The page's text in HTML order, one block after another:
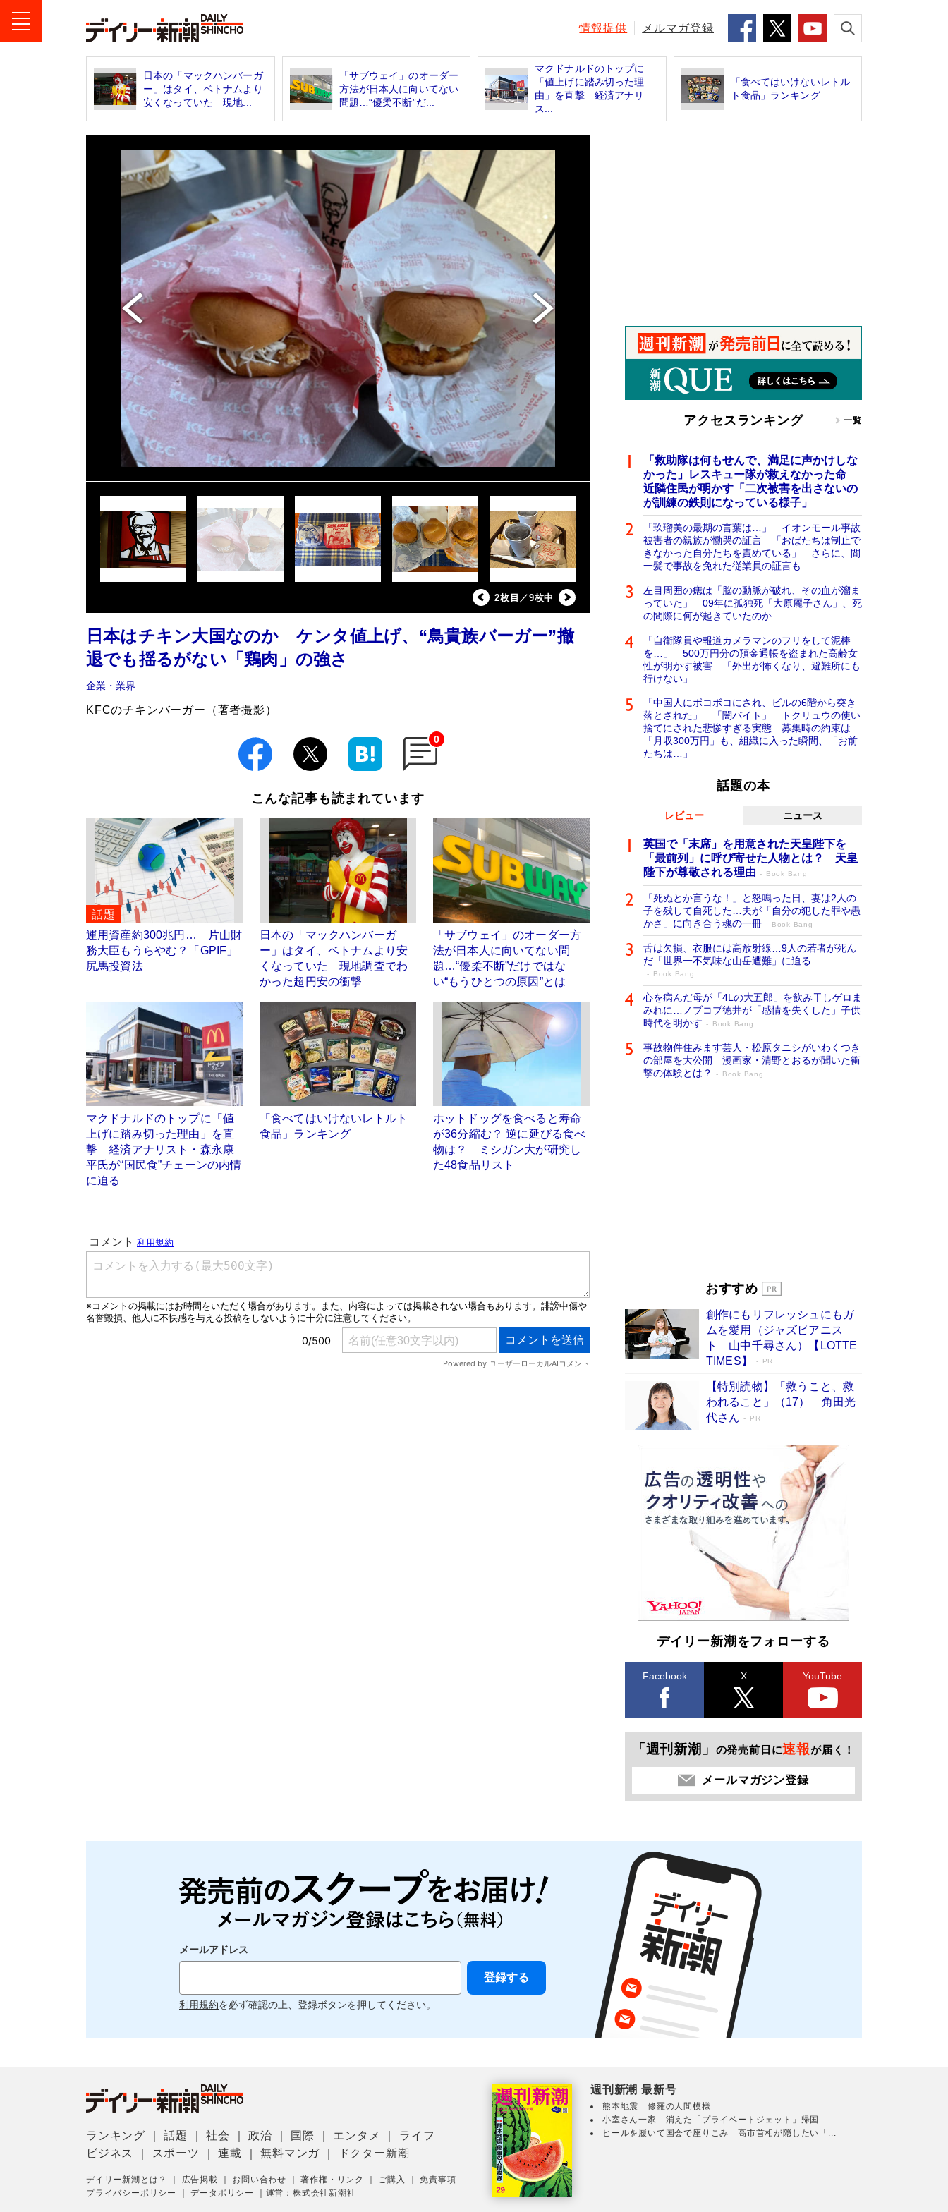
情報提供 メルマガ登録
日本の「マックハンバーガ
ー」はタイ、ベトナムより
安くなっていた 現地...
「サブウェイ」のオーダー
方法が日本人に向いてない
問題…“優柔不断”だ...
マクドナルドのトップに
「値上げに踏み切った理
由」を直撃 経済アナリ
ス...
「食べてはいけないレトル
ト食品」ランキング
2枚目／9枚中
日本はチキン大国なのか ケンタ値上げ、“鳥貴族バーガー”撤
退でも揺るがない「鶏肉」の強さ
企業・業界
KFCのチキンバーガー（著者撮影）
0
こんな記事も読まれています
話題
運用資産約300兆円… 片山財
務大臣もうらやむ？「GPIF」
尻馬投資法
日本の「マックハンバーガ
ー」はタイ、ベトナムより安
くなっていた 現地調査でわ
かった超円安の衝撃
「サブウェイ」のオーダー方
法が日本人に向いてない問
題…“優柔不断”だけではな
い“もうひとつの原因”とは
マクドナルドのトップに「値
上げに踏み切った理由」を直
撃 経済アナリスト・森永康
平氏が“国民食”チェーンの内情
に迫る
「食べてはいけないレトルト
食品」ランキング
ホットドッグを食べると寿命
が36分縮む？ 逆に延びる食べ
物は？ ミシガン大が研究し
た48食品リスト
アクセスランキング 一覧
「救助隊は何もせんで、満足に声かけしな
かった」レスキュー隊が救えなかった命
近隣住民が明かす「二次被害を出さないの
が訓練の鉄則になっている様子」
「玖瑠美の最期の言葉は…」 イオンモール事故
被害者の親族が慟哭の証言 「おばたちは制止で
きなかった自分たちを責めている」 さらに、間
一髪で事故を免れた従業員の証言も
左目周囲の痣は「脳の動脈が破れ、その血が溜ま
っていた」 09年に孤独死「大原麗子さん」、死
の間際に何が起きていたのか
「自衛隊員や報道カメラマンのフリをして泥棒
を…」 500万円分の預金通帳を盗まれた高齢女
性が明かす被害 「外出が怖くなり、避難所にも
行けない」
「中国人にボコボコにされ、ビルの6階から突き
落とされた」 「闇バイト」 トクリュウの使い
捨てにされた悲惨すぎる実態 募集時の約束は
「月収300万円」も、組織に入った瞬間、「お前
たちは…」
話題の本
レビュー ニュース
英国で「末席」を用意された天皇陛下を
「最前列」に呼び寄せた人物とは？ 天皇
陛下が尊敬される理由
Book Bang
「死ぬとか言うな！」と怒鳴った日、妻は2人の
子を残して自死した…夫が「自分の犯した罪や愚
かさ」に向き合う魂の一冊
Book Bang
舌は欠損、衣服には高放射線…9人の若者が死ん
だ「世界一不気味な山岳遭難」に迫る
Book Bang
心を病んだ母が「4Lの大五郎」を飲み干しゲロま
みれに…ノブコブ徳井が「感情を失くした」子供
時代を明かす
Book Bang
事故物件住みます芸人・松原タニシがいわくつき
の部屋を大公開 漫画家・清野とおるが聞いた衝
撃の体験とは？
Book Bang
占 上半期1位にも選出［新書ベストセラー］
Book Bang
おすすめ
創作にもリフレッシュにもガ
ムを愛用（ジャズピアニス
ト 山中千尋さん）【LOTTE
TIMES】
PR
【特別読物】「救うこと、救
われること」（17） 角田光
代さん
PR
デイリー新潮をフォローする
Facebook X YouTube
「週刊新潮」 の発売前日に速報が届く！
メールマガジン登録
メールアドレス
利用規約を必ず確認の上、登録ボタンを押してください。
ランキング ｜話題 ｜社会 ｜政治 国際 エンタメ
ライフ
ビジネス
スポーツ ｜連載 ｜無料マンガ ドクター新潮
デイリー新潮とは？ 広告掲載 お問い合わせ ｜著作権・リンク ご購入 ｜免責事項
プライバシーポリシー
｜データポリシー 運営：株式会社新潮社
週刊新潮 最新号
熊本地震 修羅の人間模様
小室さん一家 消えた「プライベートジェット」帰国
ヒールを履いて国会で座りこみ 高市首相が隠したい「...